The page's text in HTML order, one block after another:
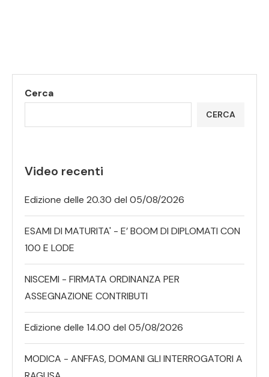
Cerca
CERCA
Video recenti
Edizione delle 20.30 del 05/08/2026
ESAMI DI MATURITA' - E’ BOOM DI DIPLOMATI CON
100 E LODE
NISCEMI - FIRMATA ORDINANZA PER
ASSEGNAZIONE CONTRIBUTI
Edizione delle 14.00 del 05/08/2026
MODICA - ANFFAS, DOMANI GLI INTERROGATORI A